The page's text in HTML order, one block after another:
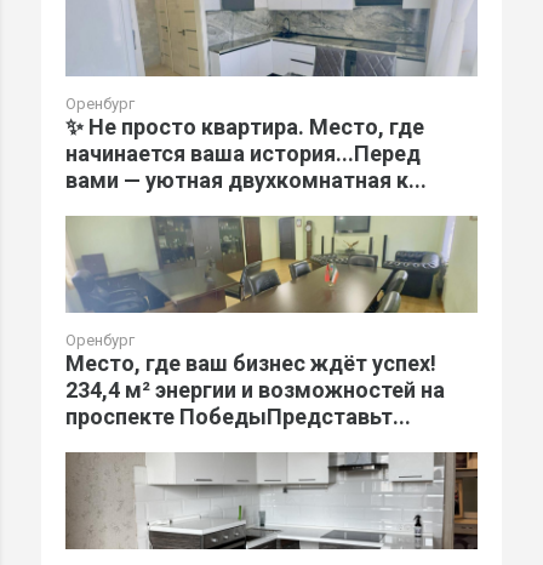
Оренбург
✨ Не просто квартира. Место, где
начинается ваша история...Перед
вами — уютная двухкомнатная к...
Оренбург
Место, где ваш бизнес ждёт успех!
234,4 м² энергии и возможностей на
проспекте ПобедыПредставьт...